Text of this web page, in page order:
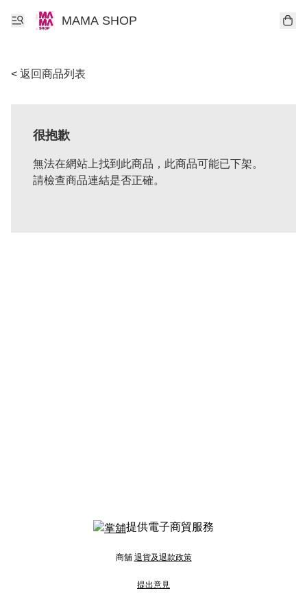
MAMA SHOP
< 返回商品列表
很抱歉
無法在網站上找到此商品，此商品可能已下架。
請檢查商品連結是否正確。
提供電子商貿服務
商舖 退貨及退款政策
提出意見